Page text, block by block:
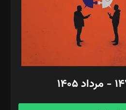
مانی لطفی زاده
ثابت